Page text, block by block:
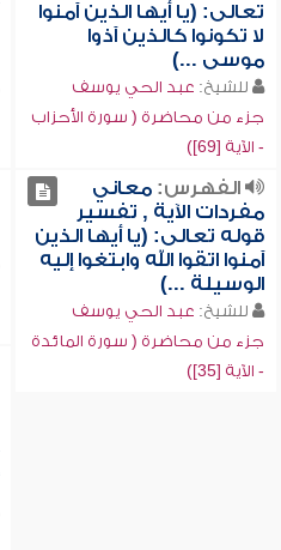
تعالى: (يا أيها الذين آمنوا
لا تكونوا كالذين آذوا
موسى ...)
للشيخ: عبد الحي يوسف
جزء من محاضرة ( سورة الأحزاب
- الآية [69])
الفهرس:معاني
مفردات الآية , تفسير
قوله تعالى: (يا أيها الذين
آمنوا اتقوا الله وابتغوا إليه
الوسيلة ...)
للشيخ: عبد الحي يوسف
جزء من محاضرة ( سورة المائدة
- الآية [35])